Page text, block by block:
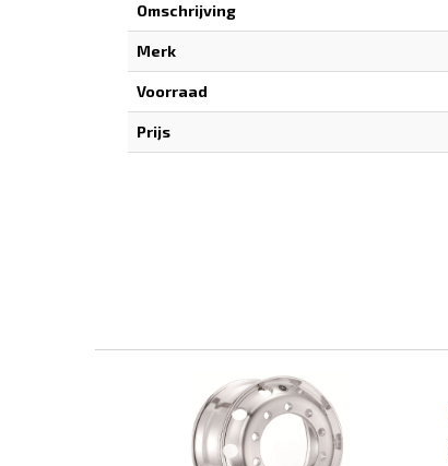
Omschrijving
Merk
Voorraad
Prijs